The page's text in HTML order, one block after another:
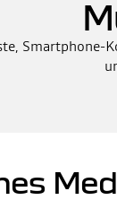
Smartphone-